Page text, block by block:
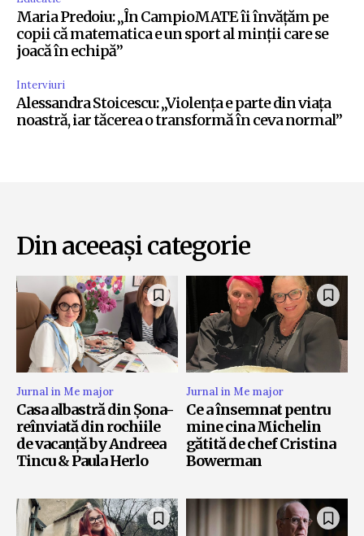
Maria Predoiu: „În CampioMATE îi învățăm pe
copii că matematica e un sport al minții care se
joacă în echipă”
Interviuri
Alessandra Stoicescu: „Violența e parte din viața
noastră, iar tăcerea o transformă în ceva normal”
Din aceeași categorie
Jurnal in Me major
Casa albastră din Șona-
reînviată din rochiile
de vacanță by Andreea
Tincu & Paula Herlo
Jurnal in Me major
Ce a însemnat pentru
mine cina Michelin
gătită de chef Cristina
Bowerman